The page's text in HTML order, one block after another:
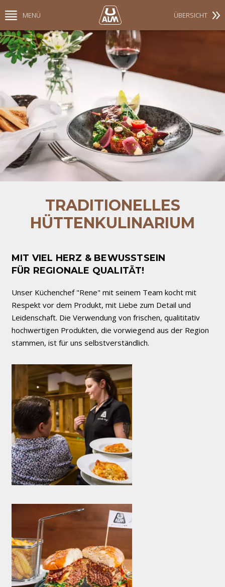
MENÜ ÜBERSICHT
TRADITIONELLES
HÜTTENKULINARIUM
MIT VIEL HERZ & BEWUSSTSEIN
FÜR REGIONALE QUALITÄT!
Unser Küchenchef "Rene" mit seinem Team kocht mit
Respekt vor dem Produkt, mit Liebe zum Detail und
Leidenschaft. Die Verwendung von frischen, qualititativ
hochwertigen Produkten, die vorwiegend aus der Region
stammen, ist für uns selbstverständlich.